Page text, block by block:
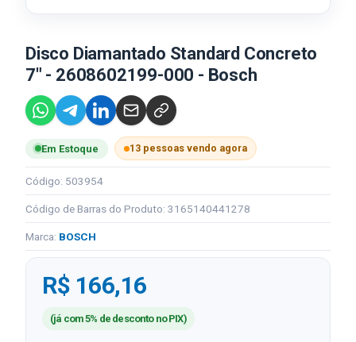
Disco Diamantado Standard Concreto
7" - 2608602199-000 - Bosch
Em Estoque 13 pessoas vendo agora
Código: 503954
Código de Barras do Produto: 3165140441278
Marca: BOSCH
R$ 166,16
(já com 5% de desconto no PIX)